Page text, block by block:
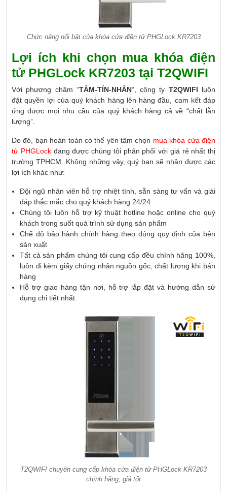
Chức năng nổi bật của khóa cửa điện tử PHGLock KR7203
Lợi ích khi chọn mua khóa điện
tử PHGLock KR7203 tại T2QWIFI
Với phương châm “TÂM-TÍN-NHÂN“, công ty T2QWIFI luôn
đặt quyền lợi của quý khách hàng lên hàng đầu, cam kết đáp
ứng được mọi nhu cầu của quý khách hàng cả về “chất lẫn
lượng”.
Do đó, bạn hoàn toàn có thể yên tâm chọn mua khóa cửa điện
tử PHGLockđang được chúng tôi phân phối với giá rẻ nhất thị
trường TPHCM. Không những vậy, quý bạn sẽ nhận được các
lợi ích khác như:
Đội ngũ nhân viên hỗ trợ nhiệt tình, sẵn sàng tư vấn và giải
đáp thắc mắc cho quý khách hàng 24/24
Chúng tôi luôn hỗ trợ kỹ thuật hotline hoặc online cho quý
khách trong suốt quá trình sử dụng sản phẩm
Chế độ bảo hành chính hàng theo đúng quy định của bên
sản xuất
Tất cả sản phẩm chúng tôi cung cấp đều chính hãng 100%,
luôn đi kèm giấy chứng nhận nguồn gốc, chất lượng khi bán
hàng
Hỗ trợ giao hàng tận nơi, hỗ trợ lắp đặt và hướng dẫn sử
dụng chi tiết nhất.
T2QWIFI chuyên cung cấp khóa cửa điện tử PHGLock KR7203
chính hãng, giá tốt